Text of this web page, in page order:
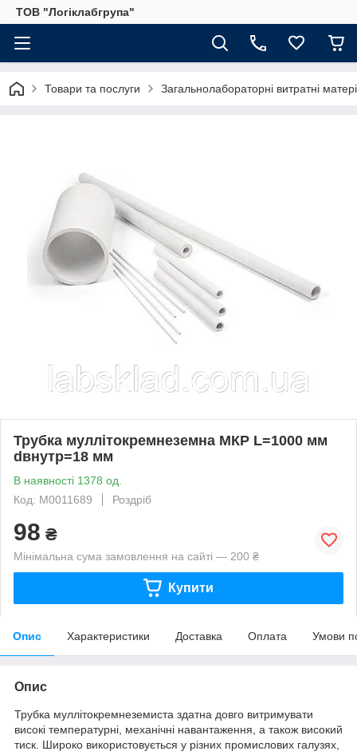
ТОВ "Логіклабгрупа"
Товари та послуги Загальнолабораторні витратні
Трубка муллітокремнеземна МКР L=1000 мм
dвнутр=18 мм
В наявності 1378 од.
Код: М0011689
Роздріб
98 ₴
Мінімальна сума замовлення на сайті — 200 ₴
Купити
Опис Характеристики Доставка Оплата Умови
Опис
Трубка муллітокремнеземиста здатна довго витримувати
високі температурні, механічні навантаження, а також високий
тиск. Широко використовується у різних промислових галузях,